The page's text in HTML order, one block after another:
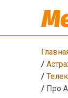
/
/
/ Про